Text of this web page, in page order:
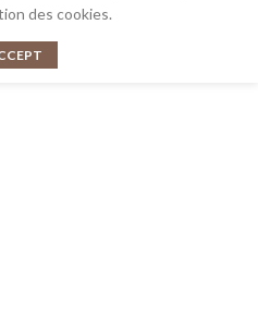
des cookies.